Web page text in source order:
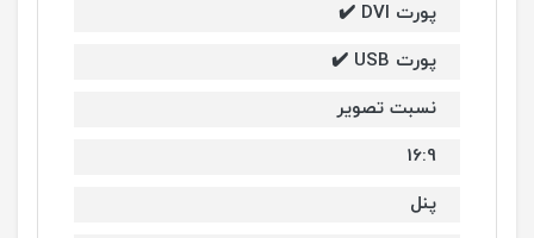
پورت DVI ✔️
پورت USB ✔️
نسبت تصویر
16:9
پنل